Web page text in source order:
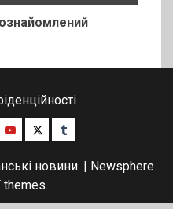
YoutubeTwitterTumblr
новини. | Newsphere
themes.